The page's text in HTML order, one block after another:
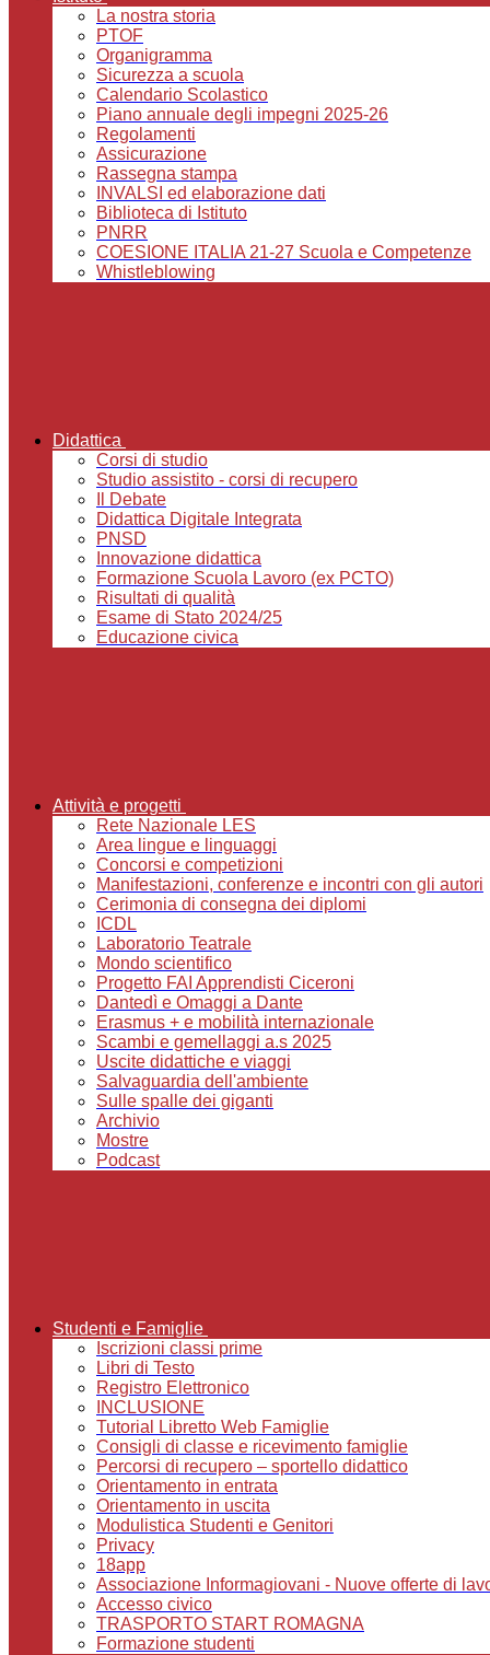
La nostra storia
PTOF
Organigramma
Sicurezza a scuola
Calendario Scolastico
Piano annuale degli impegni 2025-26
Regolamenti
Assicurazione
Rassegna stampa
INVALSI ed elaborazione dati
Biblioteca di Istituto
PNRR
COESIONE ITALIA 21-27 Scuola e Competenze
Whistleblowing
Didattica
Corsi di studio
Studio assistito - corsi di recupero
Il Debate
Didattica Digitale Integrata
PNSD
Innovazione didattica
Formazione Scuola Lavoro (ex PCTO)
Risultati di qualità
Esame di Stato 2024/25
Educazione civica
Attività e progetti
Rete Nazionale LES
Area lingue e linguaggi
Concorsi e competizioni
Manifestazioni, conferenze e incontri con gli autori
Cerimonia di consegna dei diplomi
ICDL
Laboratorio Teatrale
Mondo scientifico
Progetto FAI Apprendisti Ciceroni
Dantedì e Omaggi a Dante
Erasmus + e mobilità internazionale
Scambi e gemellaggi a.s 2025
Uscite didattiche e viaggi
Salvaguardia dell'ambiente
Sulle spalle dei giganti
Archivio
Mostre
Podcast
Studenti e Famiglie
Iscrizioni classi prime
Libri di Testo
Registro Elettronico
INCLUSIONE
Tutorial Libretto Web Famiglie
Consigli di classe e ricevimento famiglie
Percorsi di recupero – sportello didattico
Orientamento in entrata
Orientamento in uscita
Modulistica Studenti e Genitori
Privacy
18app
Associazione Informagiovani - Nuove offerte di
Accesso civico
TRASPORTO START ROMAGNA
Formazione studenti